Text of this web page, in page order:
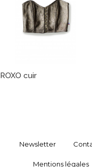
ROXO cuir
Newsletter
Mentions légales